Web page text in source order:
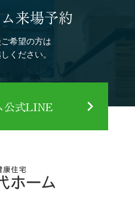
来場予約
希望の方は
ください。
公式LINE